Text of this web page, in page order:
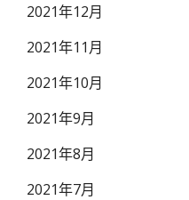
2021年12月
2021年11月
2021年10月
2021年9月
2021年8月
2021年7月